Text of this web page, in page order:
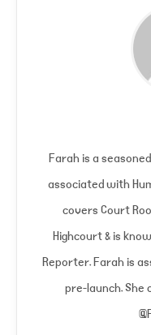
Farah is a
associated with
covers Court
Highcourt & is
Reporter. Farah is
pre-launch.